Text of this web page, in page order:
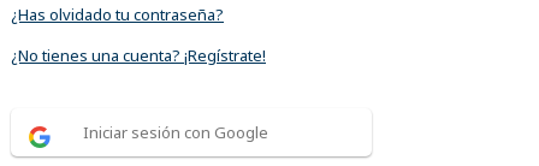
¿Has olvidado tu contraseña?
¿No tienes una cuenta? ¡Regístrate!
Iniciar sesión con Google